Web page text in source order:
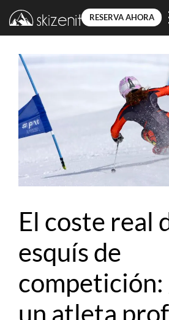
RESERVA AHORA
contenido
El coste real
esquís de
competición:
un atleta